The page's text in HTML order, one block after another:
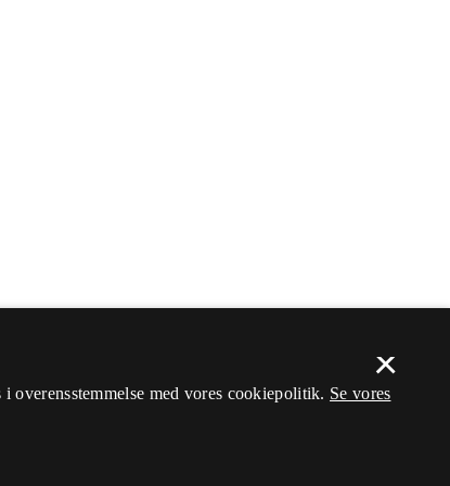
×
overensstemmelse med vores cookiepolitik. Se vores